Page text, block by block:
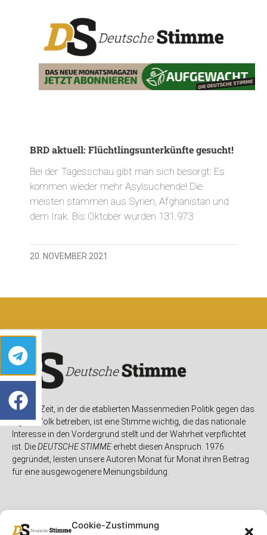
Cookie-Zustimmung
BRD aktuell: Flüchtlingsunterkünfte gesucht!
Bei der Tagesschau gibt man sich besorgt: Es
kommen wieder mehr Asylsuchende! Die
meisten stammen aus Syrien, Afghanistan und
dem Irak. Bis Oktober wurden 131.973
20. NOVEMBER 2021
In einer Zeit, in der die etablierten Massenmedien Politik gegen das
eigene Volk betreiben, ist eine Stimme wichtig, die das nationale
Interesse in den Vordergrund stellt und der Wahrheit verpflichtet
ist. DieDEUTSCHE STIMMEerhebt diesen Anspruch. 1976
gegründet, leisten unsere Autoren Monat für Monat ihren Beitrag
für eine ausgewogenere Meinungsbildung.